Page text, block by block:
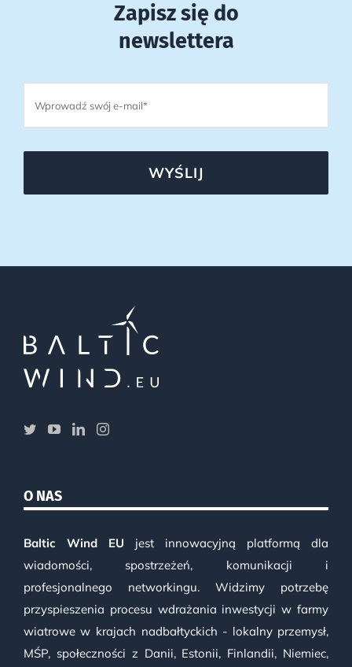
Zapisz się do
newslettera
WYŚLIJ
O NAS
Baltic Wind EU jest innowacyjną platformą dla
wiadomości, spostrzeżeń, komunikacji i
profesjonalnego networkingu. Widzimy potrzebę
przyspieszenia procesu wdrażania inwestycji w farmy
wiatrowe w krajach nadbałtyckich - lokalny przemysł,
MŚP, społeczności z Danii, Estonii, Finlandii, Niemiec,